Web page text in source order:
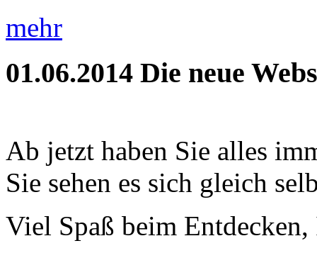
mehr
01.06.2014 Die neue
Ab jetzt haben Sie alles
Sie sehen es sich gleich
Viel Spaß beim